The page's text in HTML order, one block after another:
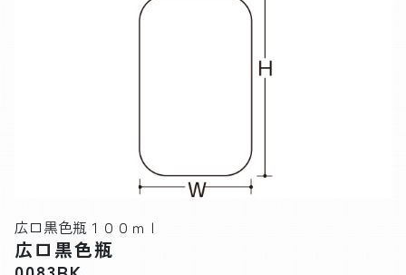
広口黒色瓶１００ｍｌ
広口黒色瓶